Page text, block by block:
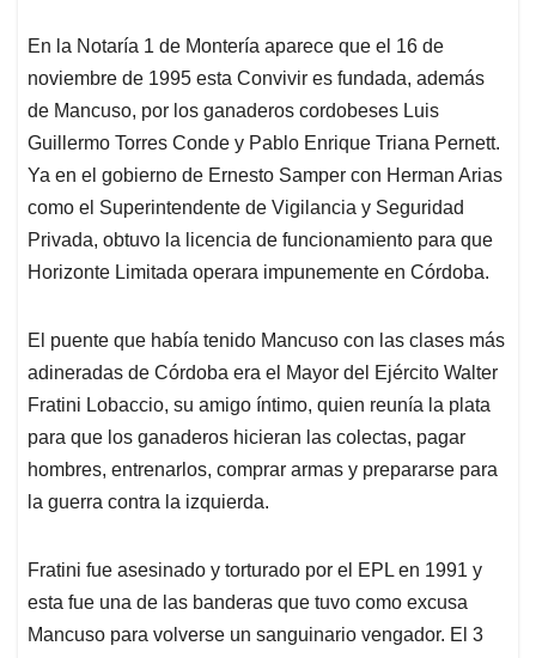
En la Notaría 1 de Montería aparece que el 16 de
noviembre de 1995 esta Convivir es fundada, además
de Mancuso, por los ganaderos cordobeses Luis
Guillermo Torres Conde y Pablo Enrique Triana Pernett.
Ya en el gobierno de Ernesto Samper con Herman Arias
como el Superintendente de Vigilancia y Seguridad
Privada, obtuvo la licencia de funcionamiento para que
Horizonte Limitada operara impunemente en Córdoba.
El puente que había tenido Mancuso con las clases más
adineradas de Córdoba era el Mayor del Ejército Walter
Fratini Lobaccio, su amigo íntimo, quien reunía la plata
para que los ganaderos hicieran las colectas, pagar
hombres, entrenarlos, comprar armas y prepararse para
la guerra contra la izquierda.
Fratini fue asesinado y torturado por el EPL en 1991 y
esta fue una de las banderas que tuvo como excusa
Mancuso para volverse un sanguinario vengador. El 3